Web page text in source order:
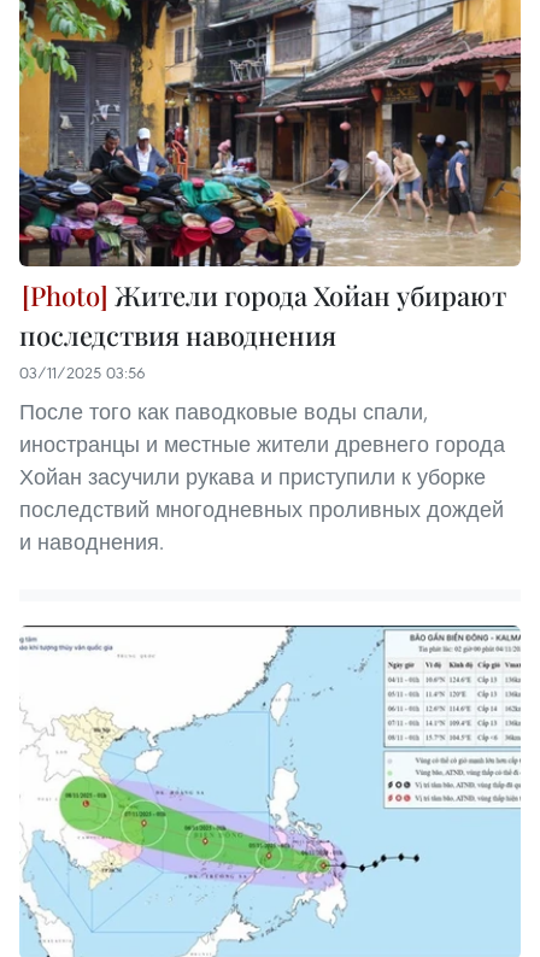
Жители города Хойан убирают
последствия наводнения
03/11/2025 03:56
После того как паводковые воды спали,
иностранцы и местные жители древнего города
Хойан засучили рукава и приступили к уборке
последствий многодневных проливных дождей
и наводнения.